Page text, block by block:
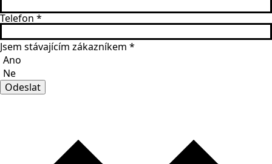
Telefon *
Jsem stávajícím zákazníkem *
Ano
Ne
Odeslat